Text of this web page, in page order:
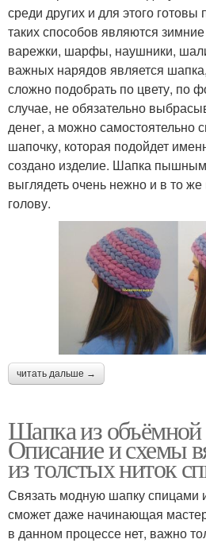
среди других и для этого
таких способов являются
варежки, шарфы, наушники,
важных нарядов является
сложно подобрать по цвету, по
случае, не обязательно
денег, а можно самостоятельно
шапочку, которая подойдет
создано изделие. Шапка
выглядеть очень нежно и в то
голову.
читать дальше →
Шапка из
Описание и схемы
из толстых ниток
Связать модную шапку спицами
сможет даже начинающая
в данном процессе нет, важно